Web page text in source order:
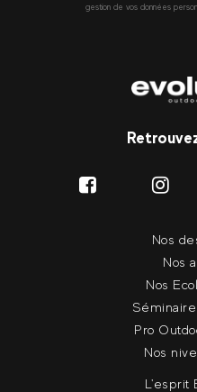
gestion de vos données
Nos
Nos
Nos
Pro
Nos
L'esprit